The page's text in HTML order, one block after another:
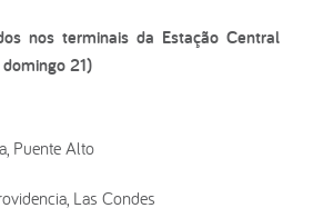
nos terminais da Estação Central
21)
Puente Alto
Las Condes